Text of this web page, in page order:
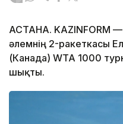
АСТАНА. KAZINFORM —
әлемнің 2-ракеткасы
(Канада) WTA 1000
шықты.